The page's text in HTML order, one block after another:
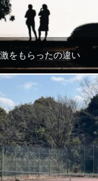
をもらったの違い